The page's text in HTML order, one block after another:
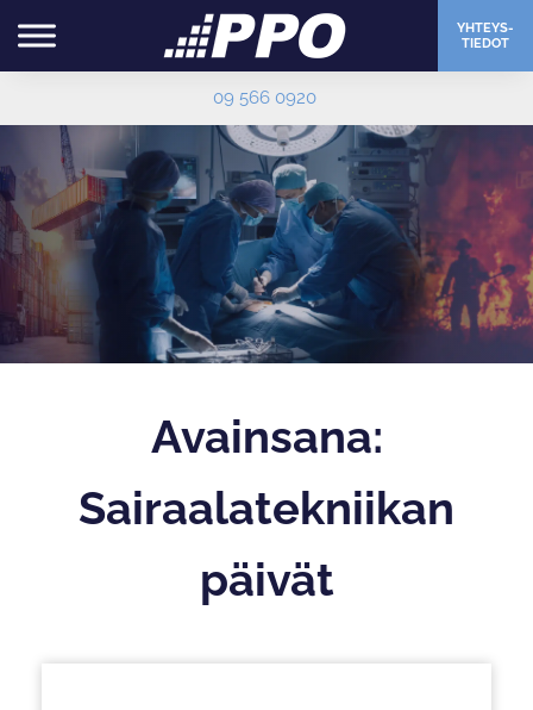
YHTEYS-
TIEDOT
09 566 0920
Avainsana:
Sairaalatekniikan
päivät